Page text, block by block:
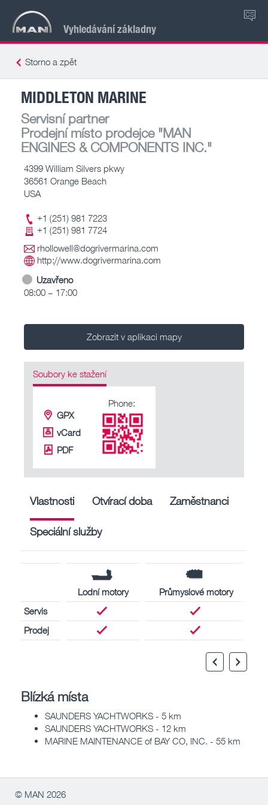
Vyhledávání základny
CS
Storno a zpět
MIDDLETON MARINE
Servisní partner
Prodejní místo prodejce"MAN
ENGINES & COMPONENTS INC."
4399 William Silvers pkwy
36561 Orange Beach
USA
+1 (251) 981 7223
+1 (251) 981 7724
rhollowell@dogrivermarina.com
http://www.dogrivermarina.com
Uzavřeno
08:00 – 17:00
Zobrazit v aplikaci mapy
Soubory ke stažení
GPX
vCard
PDF
Phone:
Vlastnosti Otvírací doba Zaměstnanci
Speciální služby
Lodní motory
Průmyslové motory
Servis
Prodej
Blízká místa
SAUNDERS YACHTWORKS - 5 km
SAUNDERS YACHTWORKS - 12 km
MARINE MAINTENANCE of BAY CO, INC. - 55 km
© MAN 2026